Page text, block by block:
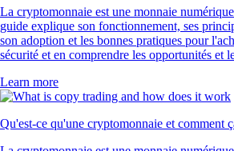
La cryptomonnaie est une monnaie
guide explique son fonctionnement, ses
son adoption et les bonnes pratiques pour
sécurité et en comprendre les opportunités et
Learn more
Qu'est-ce qu'une cryptomonnaie et comment